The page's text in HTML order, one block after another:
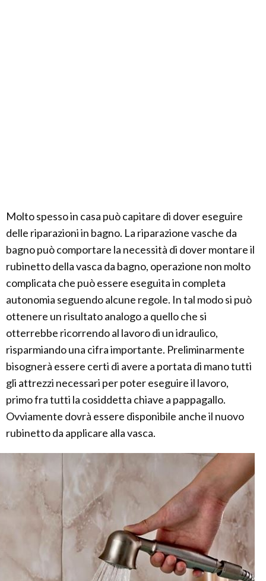
Molto spesso in casa può capitare di dover eseguire
delle riparazioni in bagno. La riparazione vasche da
bagno può comportare la necessità di dover montare il
rubinetto della vasca da bagno, operazione non molto
complicata che può essere eseguita in completa
autonomia seguendo alcune regole. In tal modo si può
ottenere un risultato analogo a quello che si
otterrebbe ricorrendo al lavoro di un idraulico,
risparmiando una cifra importante. Preliminarmente
bisognerà essere certi di avere a portata di mano tutti
gli attrezzi necessari per poter eseguire il lavoro,
primo fra tutti la cosiddetta chiave a pappagallo.
Ovviamente dovrà essere disponibile anche il nuovo
rubinetto da applicare alla vasca.